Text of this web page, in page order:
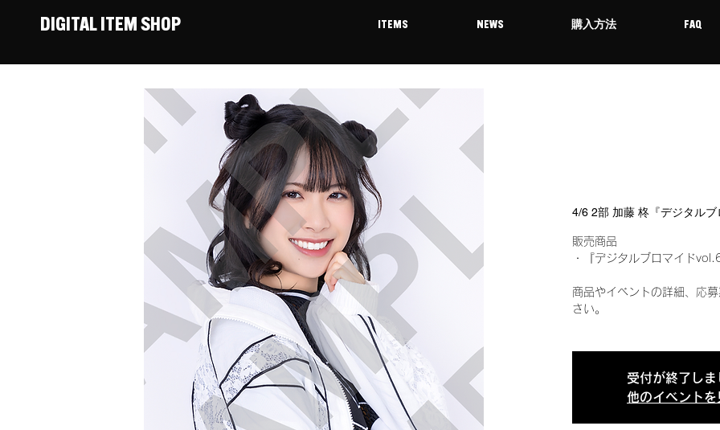
DIGITAL ITEM SHOP ITEMS NEWS 購入方法 FAQ
4/6 2部 加藤 柊『デジタル
販売商品
・『デジタルブロマイド
商品やイベントの詳細、応
さい。
受付が終了しま
他のイベントを